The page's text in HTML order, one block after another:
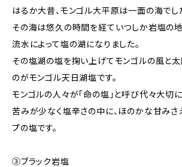
はるか大昔、モンゴル大平原は一面の海でし
その海は悠久の時間を経ていつしか岩塩の
流水によって塩の湖になりました。
その塩湖の塩を掬い上げてモンゴルの風と
のがモンゴル天日湖塩です。
モンゴルの人々が「命の塩」と呼び代々大切
苦みが少なく塩辛さの中に、ほのかな甘みさ
プの塩です。
③ブラック岩塩